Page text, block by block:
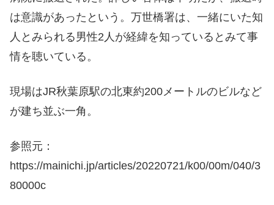
は意識があったという。万世橋署は、一緒にいた知
人とみられる男性2人が経緯を知っているとみて事
情を聴いている。
現場はJR秋葉原駅の北東約200メートルのビルなど
が建ち並ぶ一角。
参照元：
https://mainichi.jp/articles/20220721/k00/00m/040/3
80000c